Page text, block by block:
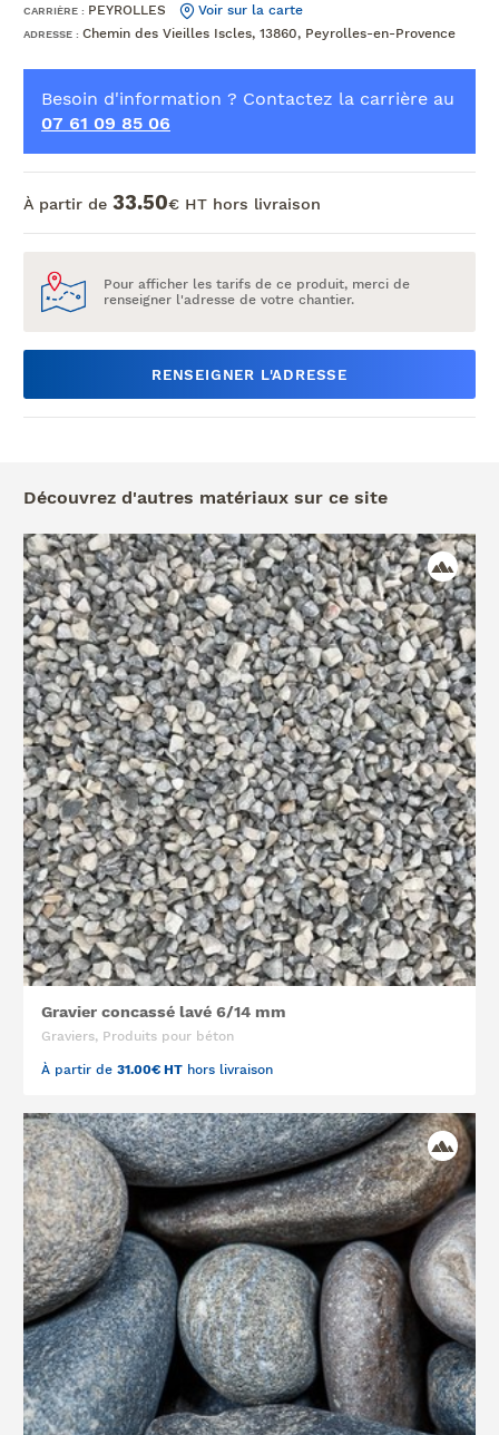
CARRIÈRE : PEYROLLES Voir sur la carte
ADRESSE : Chemin des Vieilles Iscles, 13860, Peyrolles-en-Provence
Besoin d'information ? Contactez la carrière au
07 61 09 85 06
À partir de 33.50€ HT hors livraison
Pour afficher les tarifs de ce produit, merci de
renseigner l'adresse de votre chantier.
RENSEIGNER L'ADRESSE
Découvrez d'autres matériaux sur ce site
Gravier concassé lavé 6/14 mm
Graviers, Produits pour béton
À partir de 31.00€ HT hors livraison